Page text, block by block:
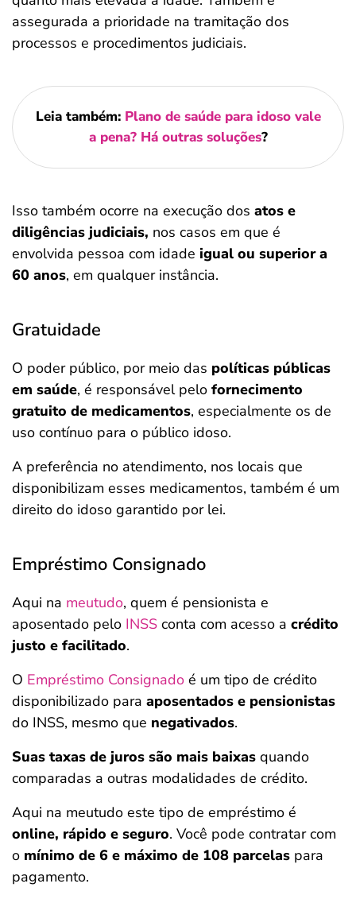
assegurada a prioridade na tramitação dos
processos e procedimentos judiciais.
Leia também: Plano de saúde para idoso vale
a pena? Há outras soluções?
Isso também ocorre na execução dos atos e
diligências judiciais, nos casos em que é
envolvida pessoa com idade igual ou superior a
60 anos, em qualquer instância.
Gratuidade
O poder público, por meio das políticas públicas
em saúde, é responsável pelo fornecimento
gratuito de medicamentos, especialmente os de
uso contínuo para o público idoso.
A preferência no atendimento, nos locais que
disponibilizam esses medicamentos, também é um
direito do idoso garantido por lei.
Empréstimo Consignado
Aqui na meutudo, quem é pensionista e
aposentado pelo INSS conta com acesso a crédito
justo e facilitado.
O Empréstimo Consignado é um tipo de crédito
disponibilizado para aposentados e pensionistas
do INSS, mesmo que negativados.
Suas taxas de juros são mais baixas quando
comparadas a outras modalidades de crédito.
Aqui na meutudo este tipo de empréstimo é
online, rápido e seguro. Você pode contratar com
o mínimo de 6 e máximo de 108 parcelas para
pagamento.